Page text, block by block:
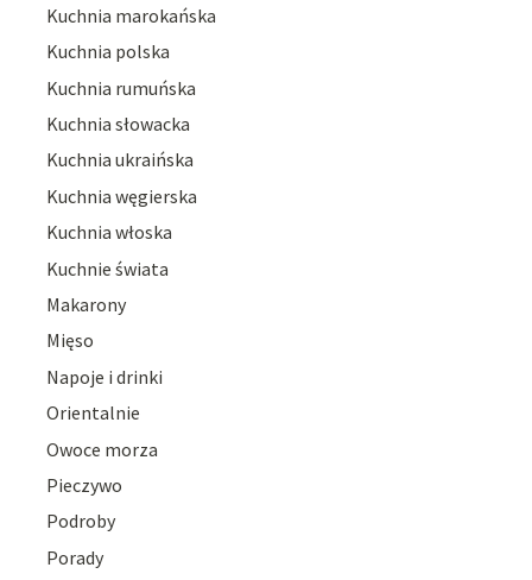
Kuchnia marokańska
Kuchnia polska
Kuchnia rumuńska
Kuchnia słowacka
Kuchnia ukraińska
Kuchnia węgierska
Kuchnia włoska
Kuchnie świata
Makarony
Mięso
Napoje i drinki
Orientalnie
Owoce morza
Pieczywo
Podroby
Porady